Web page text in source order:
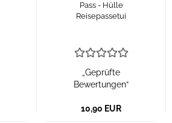
Pass - Hülle
Reisepassetui
„Geprüfte
Bewertungen“
10,90 EUR